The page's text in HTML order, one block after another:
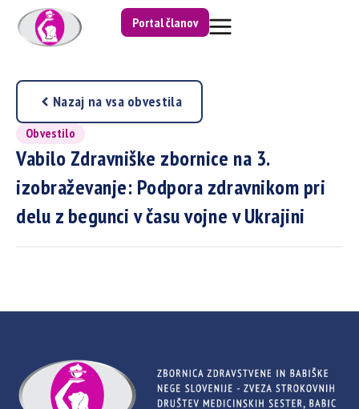
Portal članov
Nazaj na vsa obvestila
Obvestilo
Vabilo Zdravniške zbornice na 3.
izobraževanje: Podpora zdravnikom pri
delu z begunci v času vojne v Ukrajini